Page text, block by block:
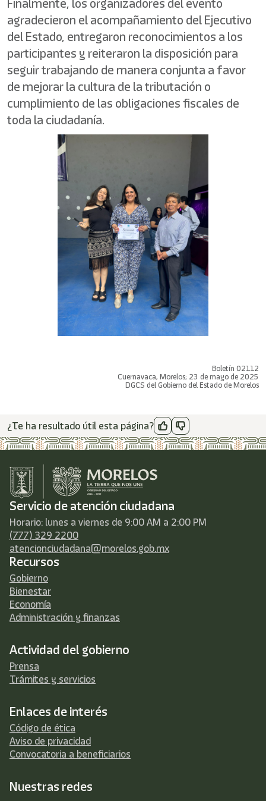
agradecieron el acompañamiento del Ejecutivo
del Estado, entregaron reconocimientos a los
participantes y reiteraron la disposición para
seguir trabajando de manera conjunta a favor
de mejorar la cultura de la tributación o
cumplimiento de las obligaciones fiscales de
toda la ciudadanía.
Boletín 02112
Cuernavaca, Morelos; 23 de mayo de 2025
DGCS del Gobierno del Estado de Morelos
¿Te ha resultado útil esta página?
Servicio de atención ciudadana
Horario: lunes a viernes de 9:00 AM a 2:00 PM
(777) 329 2200
atencionciudadana@morelos.gob.mx
Recursos
Gobierno
Bienestar
Economía
Administración y finanzas
Actividad del gobierno
Prensa
Trámites y servicios
Enlaces de interés
Código de ética
Aviso de privacidad
Convocatoria a beneficiarios
Nuestras redes